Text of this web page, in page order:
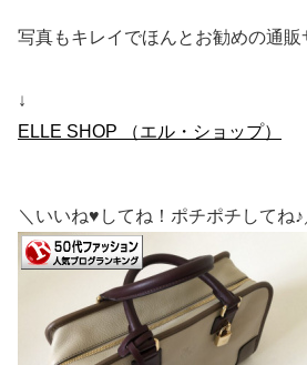
写真もキレイでほんとお勧めの通販
↓
ELLE SHOP （エル・ショップ）
＼いいね♥してね！ポチポチしてね♪